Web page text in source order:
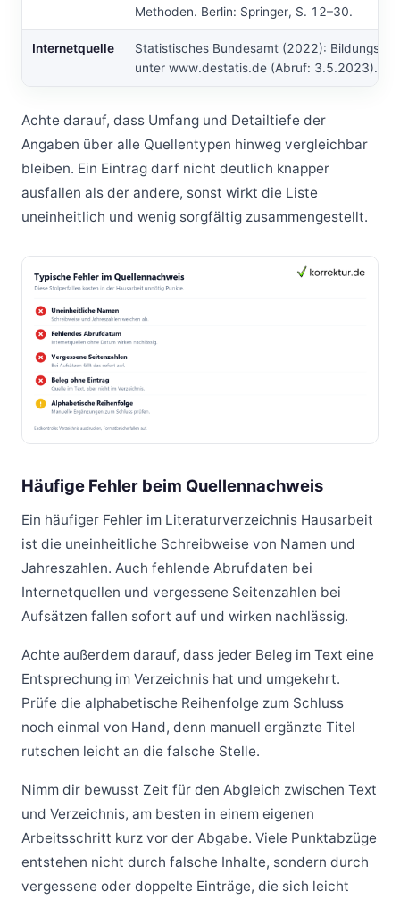
Methoden. Berlin: Springer, S. 12–30.
Internetquelle
Statistisches Bundesamt (2022):
unter www.destatis.de (Abruf: 3.5.2023).
Achte darauf, dass Umfang und Detailtiefe der
Angaben über alle Quellentypen hinweg vergleichbar
bleiben. Ein Eintrag darf nicht deutlich knapper
ausfallen als der andere, sonst wirkt die Liste
uneinheitlich und wenig sorgfältig zusammengestellt.
Häufige Fehler beim Quellennachweis
Ein häufiger Fehler im Literaturverzeichnis Hausarbeit
ist die uneinheitliche Schreibweise von Namen und
Jahreszahlen. Auch fehlende Abrufdaten bei
Internetquellen und vergessene Seitenzahlen bei
Aufsätzen fallen sofort auf und wirken nachlässig.
Achte außerdem darauf, dass jeder Beleg im Text eine
Entsprechung im Verzeichnis hat und umgekehrt.
Prüfe die alphabetische Reihenfolge zum Schluss
noch einmal von Hand, denn manuell ergänzte Titel
rutschen leicht an die falsche Stelle.
Nimm dir bewusst Zeit für den Abgleich zwischen Text
und Verzeichnis, am besten in einem eigenen
Arbeitsschritt kurz vor der Abgabe. Viele Punktabzüge
entstehen nicht durch falsche Inhalte, sondern durch
vergessene oder doppelte Einträge, die sich leicht